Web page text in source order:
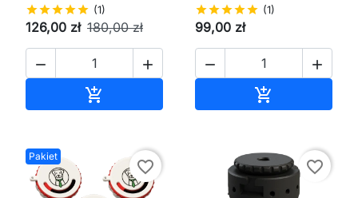
starstarstarstarstar (1)
126,00 zł 180,00 zł
 

starstarstarstarstar (1)
99,00 zł
 

Pakiet
favorite_border favorite_border